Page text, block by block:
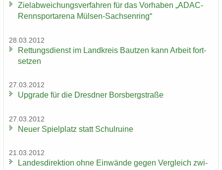
Ziel­ab­wei­chungs­ver­fah­ren für das Vor­ha­ben „ADAC-​
Rennsportarena Mülsen-​Sachsenring“
28.03.2012
Ret­tungs­dienst im Land­kreis Baut­zen kann Ar­beit fort­
set­zen
27.03.2012
Up­grade für die Dresd­ner Borsberg­stra­ße
27.03.2012
Neuer Spiel­platz statt Schul­rui­ne
21.03.2012
Lan­des­di­rek­ti­on ohne Ein­wän­de gegen Ver­gleich zwi­